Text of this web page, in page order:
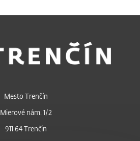
Mesto Trenčín
Mierové nám. 1/2
911 64 Trenčín